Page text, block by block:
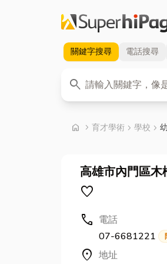
關鍵字搜尋 電話搜尋
search
關鍵字
home chevron_right 首頁
育才學術 chevron_right 學校 chevron_right
高雄市內門區木
favorite
call 電話
07-6681221
location_on 地址